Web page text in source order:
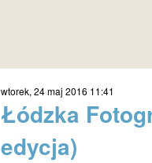
wtorek, 24 maj 2016 11:41
Łódzka
edycja)